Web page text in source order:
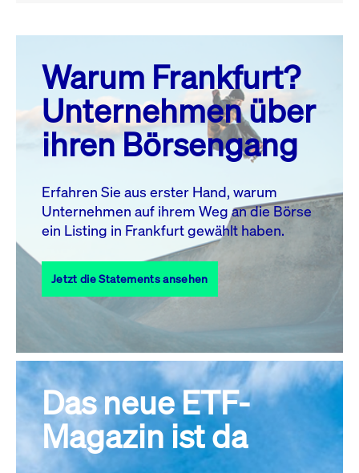
August 26
MO. DI. MI. DO. FR. SA. SO.
1
2
3
4 5 6 7 8
10 11 13 14
17
18 19 20 21 22
23
27 28
31
Alle Events
Warum Frankfurt?
Unternehmen über
ihren Börsengang
Erfahren Sie aus erster Hand, warum
Unternehmen auf ihrem Weg an die Börse
ein Listing in Frankfurt gewählt haben.
Jetzt die Statements ansehen
Das neue ETF-
Magazin ist da